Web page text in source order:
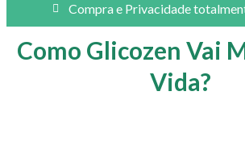
Compra e Privacidade
Como Glicozen Vai
Vida?